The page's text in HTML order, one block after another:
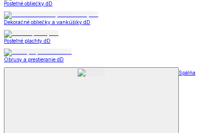
Posteľné obliečky dD
Dekoračné obliečky a vankúšiky dD
Posteľné plachty dD
Obrusy a prestieranie dD
Spálňa